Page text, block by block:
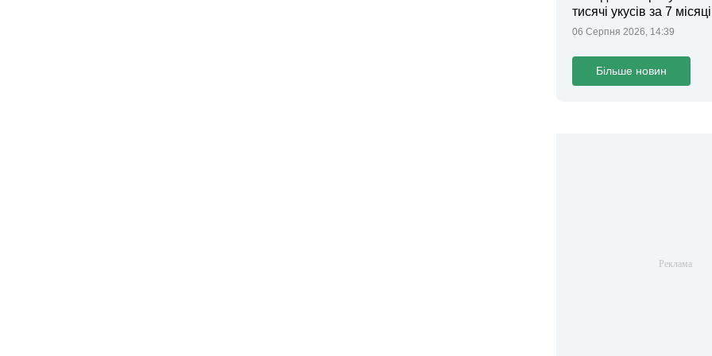
тисячі укусів за 7
06 Серпня 2026, 14:39
Більше новин